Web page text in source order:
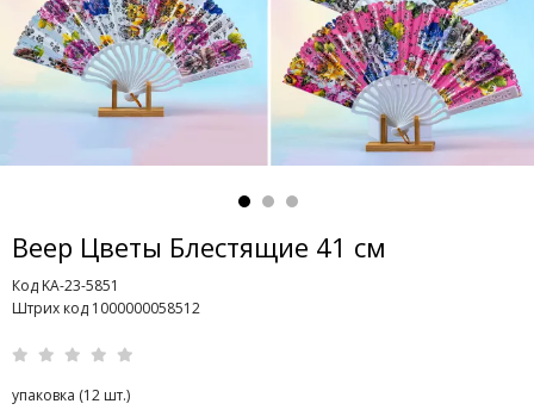
Веер Цветы Блестящие 41 см
Код KA-23-5851
Штрих код 1000000058512
упаковка (12 шт.)